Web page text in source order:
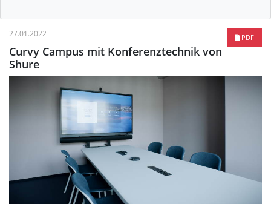
PDF
27.01.2022
Curvy Campus mit Konferenztechnik von
Shure